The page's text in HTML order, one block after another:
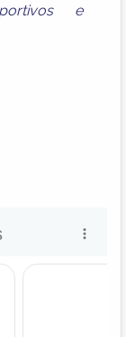
e